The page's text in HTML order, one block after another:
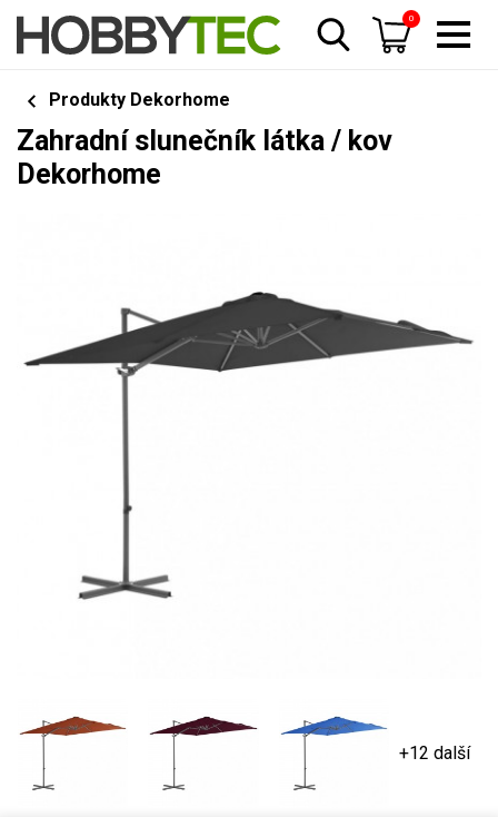
0
Produkty Dekorhome
Zahradní slunečník látka / kov
Dekorhome
+12 další